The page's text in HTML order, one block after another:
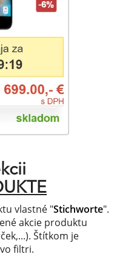
vlastné "Stichworte".
akcie produktu
Štítkom je
filtri.